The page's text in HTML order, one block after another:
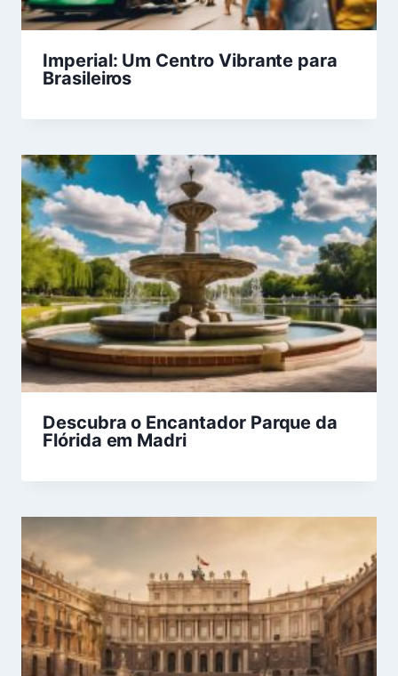
Imperial: Um Centro Vibrante para
Brasileiros
Descubra o Encantador Parque da
Flórida em Madri